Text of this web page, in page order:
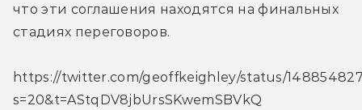
что эти соглашения находятся на финальных
стадиях переговоров.
https://twitter.com/geoffkeighley/status/
s=20&t=AStqDV8jbUrsSKwemSBVkQ